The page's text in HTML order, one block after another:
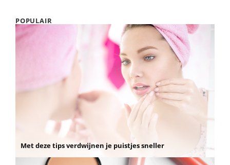
POPULAIR
Met deze tips verdwijnen je puistjes sneller